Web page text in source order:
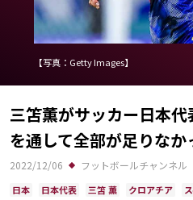
Team Japan
日程・結果
Schedule
ランキング
Ranking
大会について
【写真：Getty Images】
三笘薫がサッカー日本
を通して全部が足りなか
2022/12/06 フットボールチャンネル
日本 日本代表 三笘 薫 クロアチア